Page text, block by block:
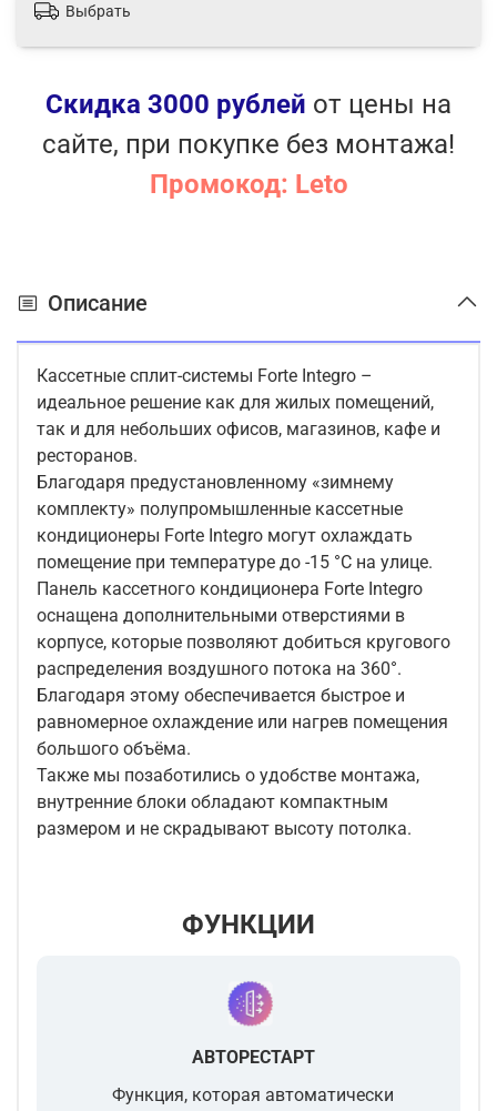
Выбрать
Скидка 3000 рублей от цены на
сайте, при покупке без монтажа!
Промокод: Leto
Описание
Кассетные сплит-системы Forte Integro –
идеальное решение как для жилых помещений,
так и для небольших офисов, магазинов, кафе и
ресторанов.
Благодаря предустановленному «зимнему
комплекту» полупромышленные кассетные
кондиционеры Forte Integro могут охлаждать
помещение при температуре до -15 °C на улице.
Панель кассетного кондиционера Forte Integro
оснащена дополнительными отверстиями в
корпусе, которые позволяют добиться кругового
распределения воздушного потока на 360°.
Благодаря этому обеспечивается быстрое и
равномерное охлаждение или нагрев помещения
большого объёма.
Также мы позаботились о удобстве монтажа,
внутренние блоки обладают компактным
размером и не скрадывают высоту потолка.
ФУНКЦИИ
АВТОРЕСТАРТ
Функция, которая автоматически